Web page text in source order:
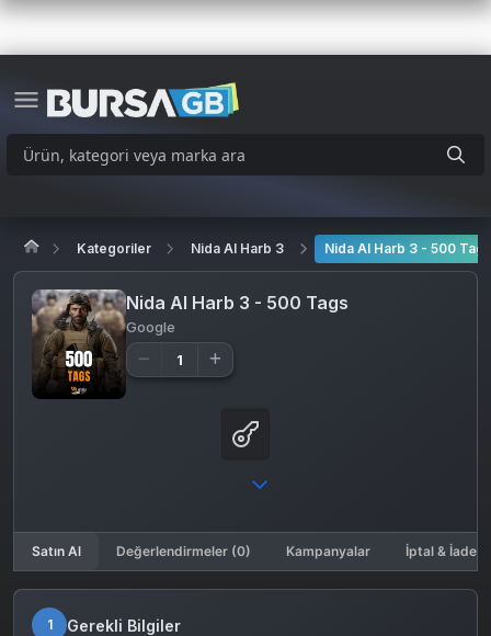
Kategoriler Nida Al Harb 3 Nida Al Harb 3 - 500 Tags
Nida Al Harb 3 - 500 Tags
Google
Satın Al Değerlendirmeler (0) Kampanyalar İptal & İade
1 Gerekli Bilgiler